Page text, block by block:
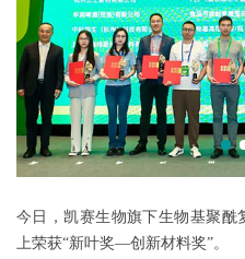
今日，凯赛生物旗下生物基聚酰
上荣获“新叶奖—创新材料奖”。